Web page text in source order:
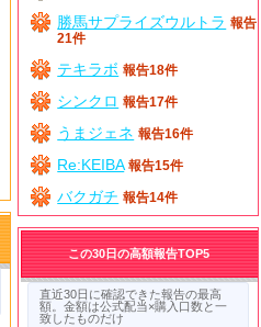
勝馬サプライズウルトラ 報告
21件
テキラボ 報告18件
シンクロ 報告17件
うまジェネ 報告16件
Re:KEIBA 報告15件
バクガチ 報告14件
この30日の高額報告TOP5
直近30日に確認できた報告の最高
額。金額は公式配当×購入口数と一
致したものだけ